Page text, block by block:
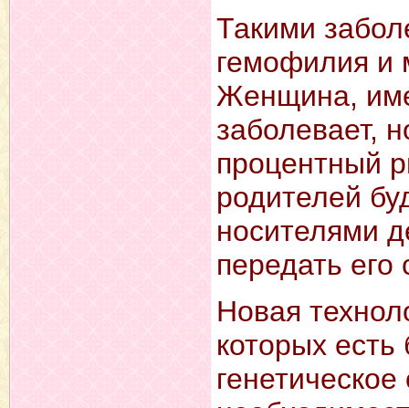
Такими
гемофилия
Женщина,
заболевает,
процентный
родителей
носителями
передать
Новая
которых